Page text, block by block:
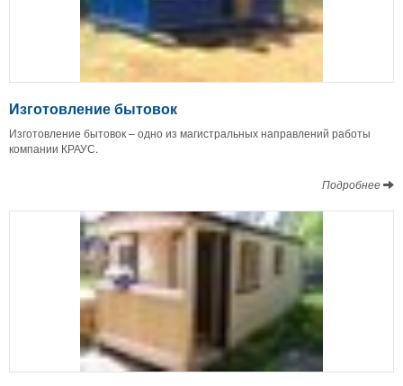
Изготовление бытовок
Изготовление бытовок – одно из магистральных направлений работы
компании КРАУС.
Подробнее